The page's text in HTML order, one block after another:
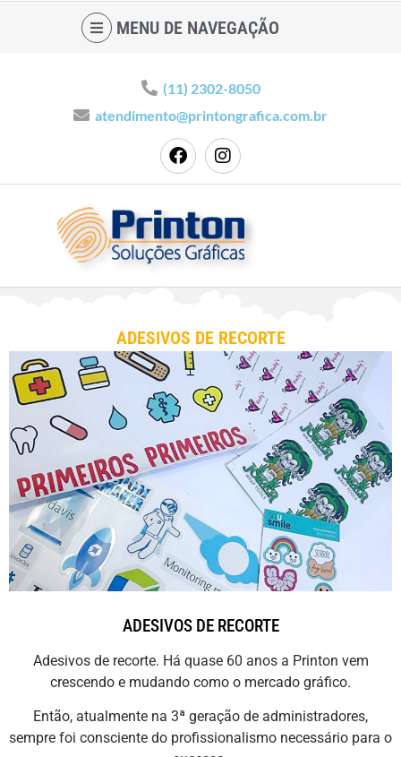
MENU DE NAVEGAÇÃO
(11) 2302-8050
atendimento@printongrafica.com.br
ADESIVOS DE RECORTE
ADESIVOS DE RECORTE
Adesivos de recorte. Há quase 60 anos a Printon vem
crescendo e mudando como o mercado gráfico.
Então, atualmente na 3ª geração de administradores,
sempre foi consciente do profissionalismo necessário para o